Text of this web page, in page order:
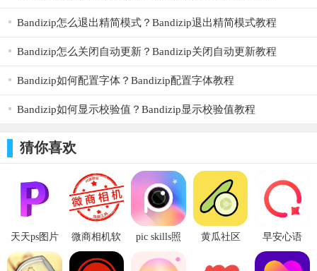
Bandizip怎么退出精简模式？Bandizip退出精简模式教程
Bandizip怎么关闭自动更新？Bandizip关闭自动更新教程
Bandizip如何配置字体？Bandizip配置字体教程
Bandizip如何显示校验值？Bandizip显示校验值教程
猜你喜欢
天天ps图片
编辑器app
v1.8
微商相机软
件(批量添加
水印) v4.1
pic skills照
v1.16
黄瓜社区
早安心语
2020最新版
v1.3.6